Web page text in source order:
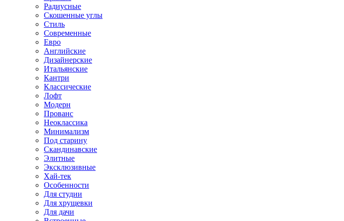
Радиусные
Скошенные углы
Стиль
Современные
Евро
Английские
Дизайнерские
Итальянские
Кантри
Классические
Лофт
Модерн
Прованс
Неоклассика
Минимализм
Под старину
Скандинавские
Элитные
Эксклюзивные
Хай-тек
Особенности
Для студии
Для хрущевки
Для дачи